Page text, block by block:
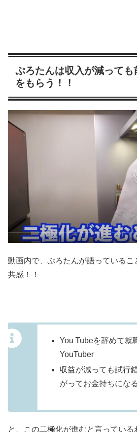
ぷろたんは収入が減っても
をもらう！！
動画内で、ぷろたんが語っている
共感！！
You Tubeを辞めて就
YouTuber
収益が減っても試行
がってお金持ちにな
と、この二極化が進むと言っている